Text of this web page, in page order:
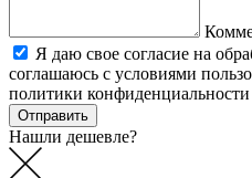
Я даю свое согласие на
соглашаюсь с условиями
политики конфиденциальности
Нашли дешевле?